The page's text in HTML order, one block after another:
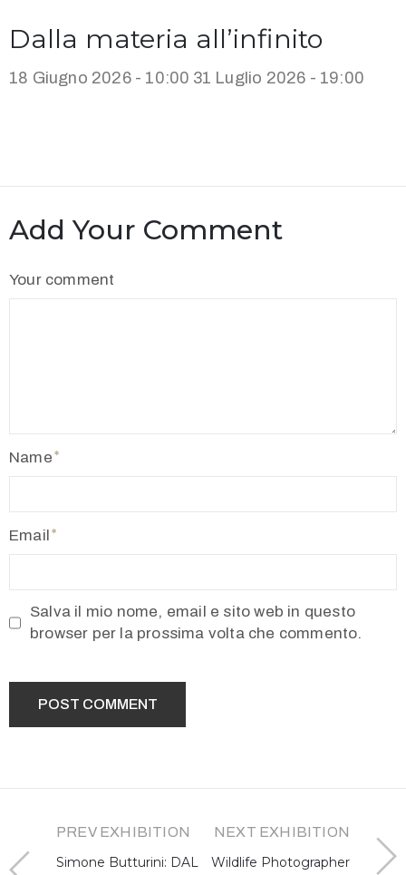
Dalla materia all’infinito
18 Giugno 2026 - 10:00 31 Luglio 2026 - 19:00
Add Your Comment
Your comment
Name
Email
Salva il mio nome, email e sito web in questo
browser per la prossima volta che commento.
PREV EXHIBITION
Simone Butturini: DAL
NEXT EXHIBITION
Wildlife Photographer